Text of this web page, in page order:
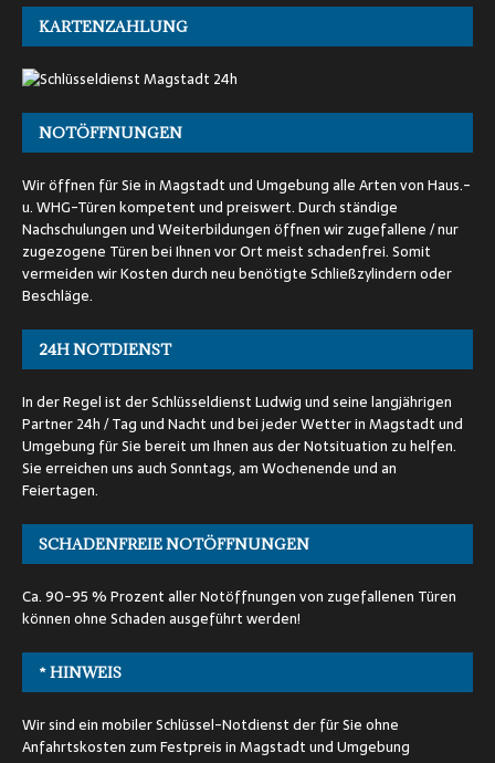
KARTENZAHLUNG
NOTÖFFNUNGEN
Wir öffnen für Sie in Magstadt und Umgebung alle Arten von Haus.-
u. WHG-Türen kompetent und preiswert. Durch ständige
Nachschulungen und Weiterbildungen öffnen wir zugefallene / nur
zugezogene Türen bei Ihnen vor Ort meist schadenfrei. Somit
vermeiden wir Kosten durch neu benötigte Schließzylindern oder
Beschläge.
24H NOTDIENST
In der Regel ist der Schlüsseldienst Ludwig und seine langjährigen
Partner 24h / Tag und Nacht und bei jeder Wetter in Magstadt und
Umgebung für Sie bereit um Ihnen aus der Notsituation zu helfen.
Sie erreichen uns auch Sonntags, am Wochenende und an
Feiertagen.
SCHADENFREIE NOTÖFFNUNGEN
Ca. 90-95 % Prozent aller Notöffnungen von zugefallenen Türen
können ohne Schaden ausgeführt werden!
* HINWEIS
Wir sind ein mobiler Schlüssel-Notdienst der für Sie ohne
Anfahrtskosten zum Festpreis in Magstadt und Umgebung